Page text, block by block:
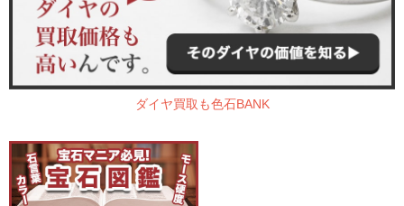
ダイヤ買取も色石BANK